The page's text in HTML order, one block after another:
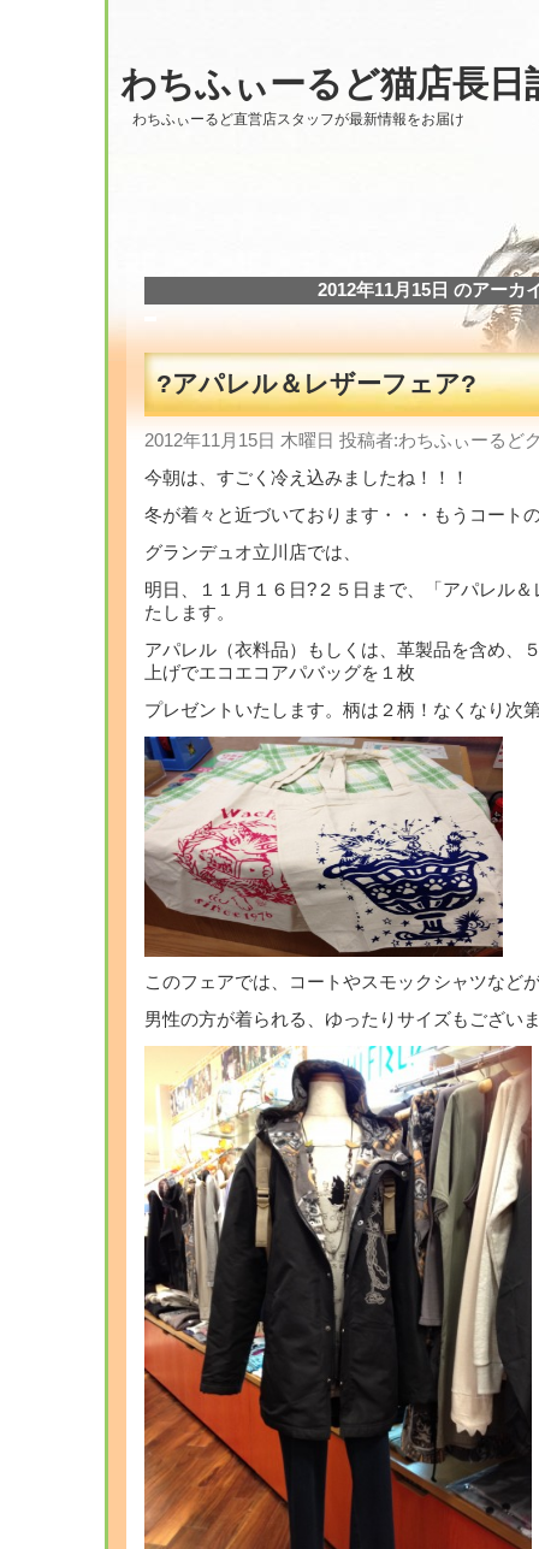
わちふぃーるど猫店長日
わちふぃーるど直営店スタッフが最新情報をお届け
2012年11月15日 のアーカ
?アパレル＆レザーフェア?
2012年11月15日 木曜日 投稿者:わちふぃーるど
今朝は、すごく冷え込みましたね！！！
冬が着々と近づいております・・・もうコート
グランデュオ立川店では、
明日、１１月１６日?２５日まで、「アパレル
たします。
アパレル（衣料品）もしくは、革製品を含め、
上げでエコエコアパバッグを１枚
プレゼントいたします。柄は２柄！なくなり次
このフェアでは、コートやスモックシャツなど
男性の方が着られる、ゆったりサイズもござい